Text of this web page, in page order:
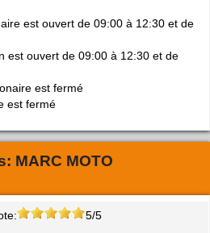
est ouvert de 09:00 à 12:30 et de
est ouvert de 09:00 à 12:30 et de
est fermé
est fermé
MARC MOTO
5/5